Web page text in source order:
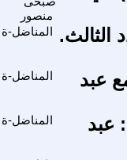
منصور
المناضل-ة الثالث.
المناضل-ة
عبد
المناضل-ة
عبد